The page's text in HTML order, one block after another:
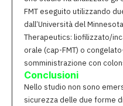
FMT eseguito utilizzando
dall’Università del
Therapeutics: liofilizzato/
orale (cap-FMT) o
somministrazione con
Conclusioni
Nello studio non sono
sicurezza delle due forme